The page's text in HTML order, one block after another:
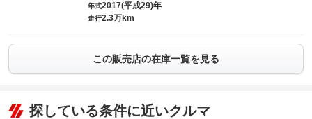
年式2017(平成29)年
走行2.3万km
この販売店の在庫一覧を見る
探している条件に近いクルマ